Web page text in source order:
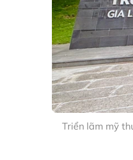
Triển lãm mỹ